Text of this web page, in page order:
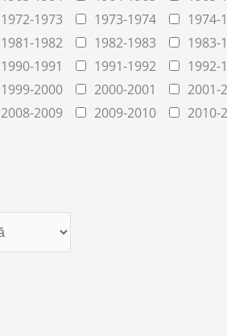
1972-1973 1973-1974 1974-
1981-1982 1982-1983 1983-
1990-1991 1991-1992 1992-
1999-2000 2000-2001 2001-
2008-2009 2009-2010 2010-